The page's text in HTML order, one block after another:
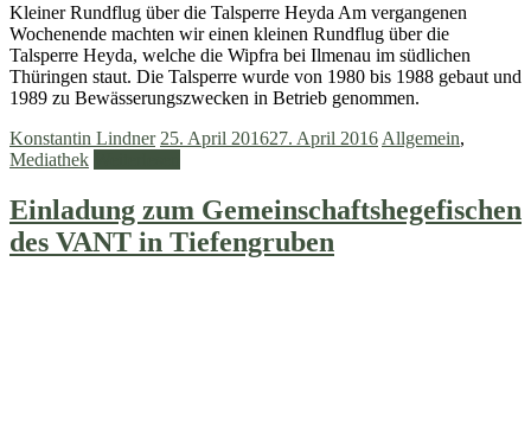
Kleiner Rundflug über die Talsperre Heyda Am vergangenen
Wochenende machten wir einen kleinen Rundflug über die
Talsperre Heyda, welche die Wipfra bei Ilmenau im südlichen
Thüringen staut. Die Talsperre wurde von 1980 bis 1988 gebaut und
1989 zu Bewässerungszwecken in Betrieb genommen.
Konstantin Lindner 25. April 201627. April 2016 Allgemein,
Mediathek
Einladung zum Gemeinschaftshegefischen
des VANT in Tiefengruben